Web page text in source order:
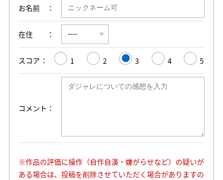
お名前
在住
スコア 1 2 3 4 5
コメント
※作品の評価に操作（自作自演・嫌がらせなど）の疑いが
ある場合は、投稿を削除させていただく場合がありますの